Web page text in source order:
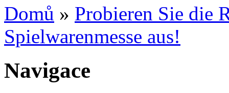
Domů » Probieren Sie die
Spielwarenmesse aus!
Navigace